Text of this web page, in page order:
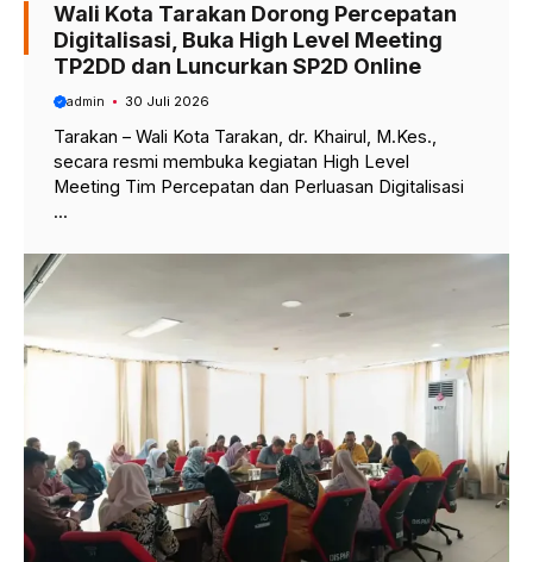
Wali Kota Tarakan Dorong Percepatan
Digitalisasi, Buka High Level Meeting
TP2DD dan Luncurkan SP2D Online
admin 30 Juli 2026
Tarakan – Wali Kota Tarakan, dr. Khairul, M.Kes.,
secara resmi membuka kegiatan High Level
Meeting Tim Percepatan dan Perluasan Digitalisasi
...